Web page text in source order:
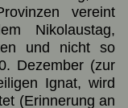
vereint
Nikolaustag,
und nicht so
Dezember (zur
Ignat, wird
(Erinnerung an